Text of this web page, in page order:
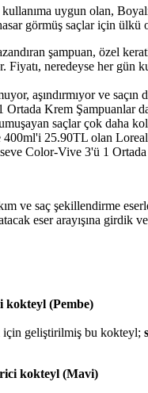
uygun olan,
görmüş saçlar için
şampuan, özel
Fiyatı, neredeyse her
aşındırmıyor ve
Krem Şampuanlar
saçlar çok daha
400ml'i 25.90TL olan
Color-Vive 3'ü 1
ve saç şekillendirme
eser arayışına
kokteyl (Pembe)
için geliştirilmiş bu kokteyl;
kokteyl (Mavi)